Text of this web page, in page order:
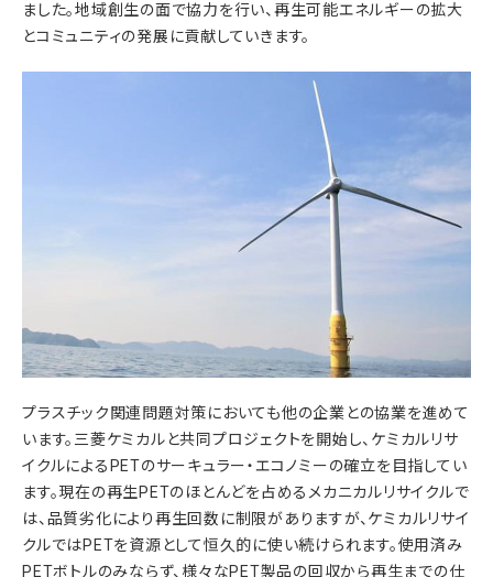
ました。地域創生の面で協力を行い、再生可能エネルギーの拡大
とコミュニティの発展に貢献していきます。
プラスチック関連問題対策においても他の企業との協業を進めて
います。三菱ケミカルと共同プロジェクトを開始し、ケミカルリサ
イクルによるPETのサーキュラー・エコノミーの確立を目指してい
ます。現在の再生PETのほとんどを占めるメカニカルリサイクルで
は、品質劣化により再生回数に制限がありますが、ケミカルリサイ
クルではPETを資源として恒久的に使い続けられます。使用済み
PETボトルのみならず、様々なPET製品の回収から再生までの仕